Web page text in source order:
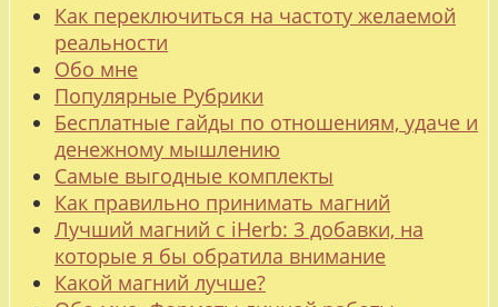
Как переключиться на частоту желаемой
реальности
Обо мне
Популярные Рубрики
Бесплатные гайды по отношениям, удаче и
денежному мышлению
Самые выгодные комплекты
Как правильно принимать магний
Лучший магний с iHerb: 3 добавки, на
которые я бы обратила внимание
Какой магний лучше?